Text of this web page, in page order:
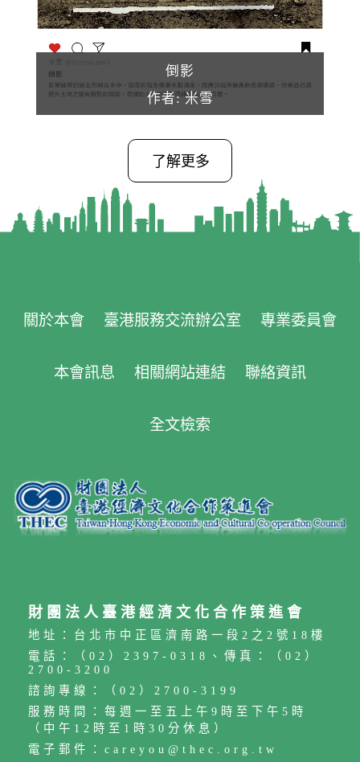
倒影
作者: 米雪
了解更多
關於本會 臺港服務交流辦公室 專業委員會
本會訊息 相關網站連結 聯絡資訊
全文檢索
財團法人臺港經濟文化合作策進會
地址：台北市中正區濟南路一段2之2號18樓
電話：（02）2397-0318、傳真：（02）
2700-3200
諮詢專線：（02）2700-3199
服務時間：每週一至五上午9時至下午5時
（中午12時至1時30分休息）
電子郵件：careyou@thec.org.tw